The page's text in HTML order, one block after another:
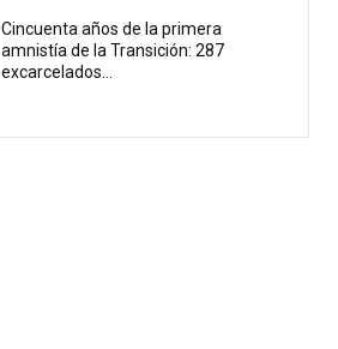
Cincuenta años de la primera
amnistía de la Transición: 287
excarcelados...